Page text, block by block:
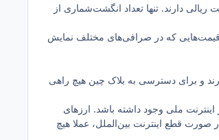
دارند. تنها تعداد انگشت‌شماری از
قیمت‌هایی که در صرافی‌های مختلف نمایش
و برای دسترسی به بلاک چین هیچ راهی
ملی وجود داشته باشد. ارزهای
صورت قطع اینترنت بین‌الملل، عملا هیچ